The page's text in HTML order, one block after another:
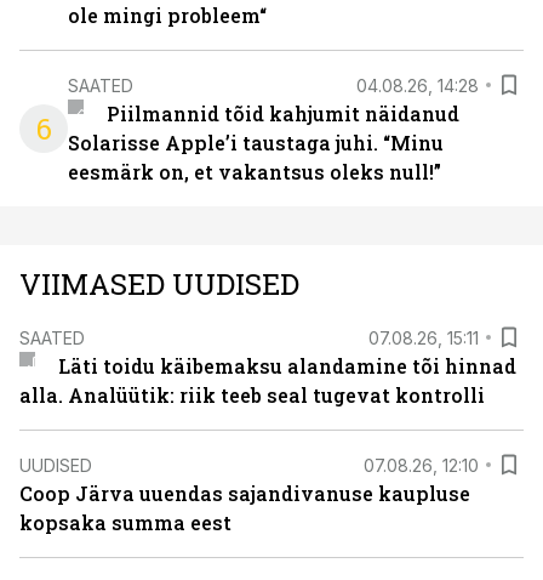
ole mingi probleem“
6
SAATED 04.08.26, 14:28
Piilmannid tõid kahjumit näidanud
Solarisse Apple’i taustaga juhi. “Minu
eesmärk on, et vakantsus oleks null!”
VIIMASED UUDISED
SAATED 07.08.26, 15:11
Läti toidu käibemaksu alandamine tõi hinnad
alla. Analüütik: riik teeb seal tugevat kontrolli
UUDISED 07.08.26, 12:10
Coop Järva uuendas sajandivanuse kaupluse
kopsaka summa eest